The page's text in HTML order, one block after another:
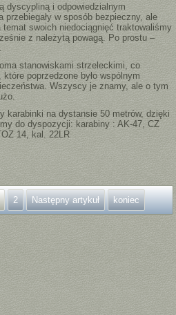
dyscypliną i odpowiedzialnym
w sposób bezpieczny, ale
swoich niedociągnięć traktowaliśmy
z należytą powagą. Po prostu –
stanowiskami strzeleckimi, co
poprzedzone było wspólnym
Wszyscy je znamy, ale o tym
na dystansie 50 metrów, dzięki
do dyspozycji: karabiny : AK-47, CZ
14, kal. 22LR
2 Następny artykuł koniec